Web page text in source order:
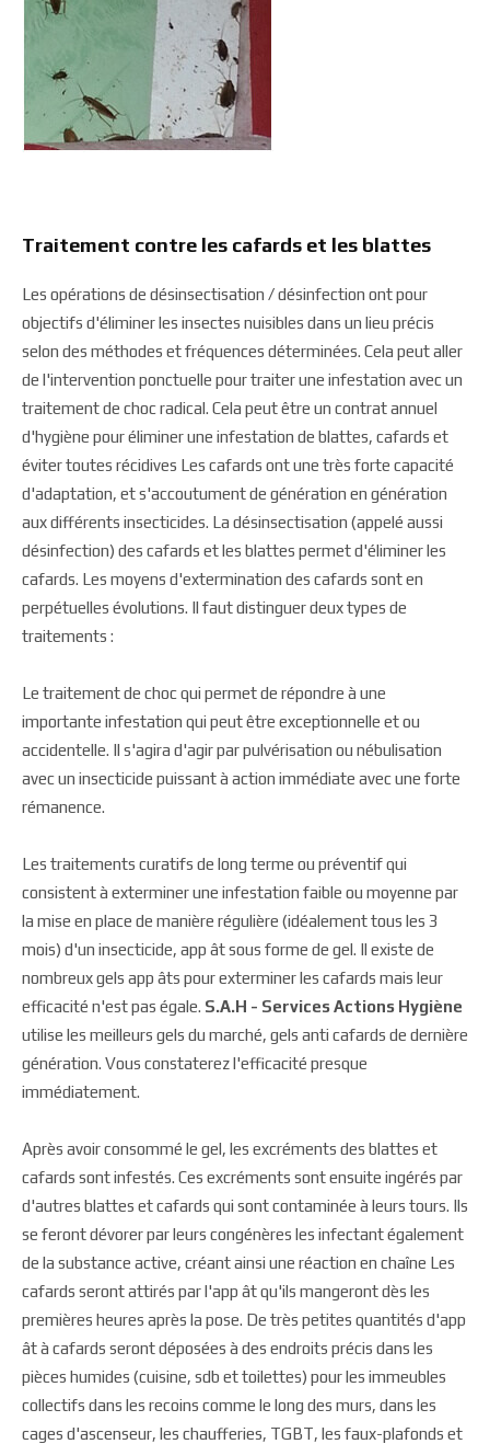
Traitement contre les cafards et les blattes
Les opérations de désinsectisation / désinfection ont pour
objectifs d'éliminer les insectes nuisibles dans un lieu précis
selon des méthodes et fréquences déterminées. Cela peut aller
de l'intervention ponctuelle pour traiter une infestation avec un
traitement de choc radical. Cela peut être un contrat annuel
d'hygiène pour éliminer une infestation de blattes, cafards et
éviter toutes récidives Les cafards ont une très forte capacité
d'adaptation, et s'accoutument de génération en génération
aux différents insecticides. La désinsectisation (appelé aussi
désinfection) des cafards et les blattes permet d'éliminer les
cafards. Les moyens d'extermination des cafards sont en
perpétuelles évolutions. Il faut distinguer deux types de
traitements :
Le traitement de choc qui permet de répondre à une
importante infestation qui peut être exceptionnelle et ou
accidentelle. Il s'agira d'agir par pulvérisation ou nébulisation
avec un insecticide puissant à action immédiate avec une forte
rémanence.
Les traitements curatifs de long terme ou préventif qui
consistent à exterminer une infestation faible ou moyenne par
la mise en place de manière régulière (idéalement tous les 3
mois) d'un insecticide, app ât sous forme de gel. Il existe de
nombreux gels app âts pour exterminer les cafards mais leur
efficacité n'est pas égale. S.A.H - Services Actions Hygiène
utilise les meilleurs gels du marché, gels anti cafards de dernière
génération. Vous constaterez l'efficacité presque
immédiatement.
Après avoir consommé le gel, les excréments des blattes et
cafards sont infestés. Ces excréments sont ensuite ingérés par
d'autres blattes et cafards qui sont contaminée à leurs tours. Ils
se feront dévorer par leurs congénères les infectant également
de la substance active, créant ainsi une réaction en chaîne Les
cafards seront attirés par l'app ât qu'ils mangeront dès les
premières heures après la pose. De très petites quantités d'app
ât à cafards seront déposées à des endroits précis dans les
pièces humides (cuisine, sdb et toilettes) pour les immeubles
collectifs dans les recoins comme le long des murs, dans les
cages d'ascenseur, les chaufferies, TGBT, les faux-plafonds et